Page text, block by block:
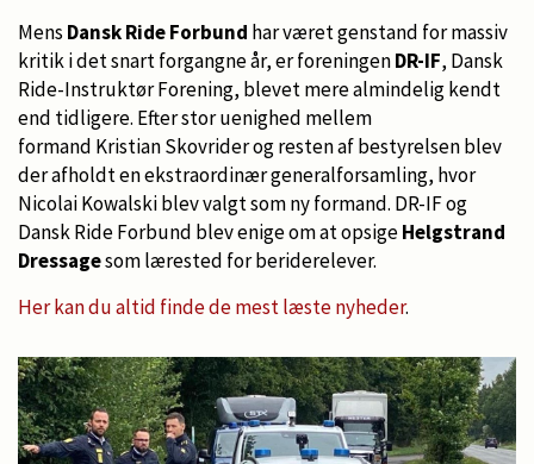
Mens Dansk Ride Forbund har været genstand for massiv
kritik i det snart forgangne år, er foreningenDR-IF, Dansk
Ride-Instruktør Forening, blevet mere almindelig kendt
end tidligere. Efter stor uenighed mellem
formand Kristian Skovrider og resten af bestyrelsen blev
der afholdt en ekstraordinær generalforsamling, hvor
Nicolai Kowalski blev valgt som ny formand. DR-IF og
Dansk Ride Forbund blev enige om at opsigeHelgstrand
Dressagesom lærested for beriderelever.
Her kan du altid finde de mest læste nyheder.